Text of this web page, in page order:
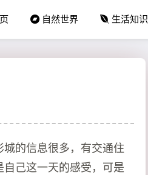
自然世界 生活知识
的信息很多，有交通住
己这一天的感受，可是